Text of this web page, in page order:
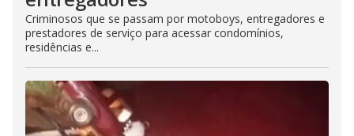
Criminosos que se passam por motoboys, entregadores e
prestadores de serviço para acessar condomínios,
residências e...